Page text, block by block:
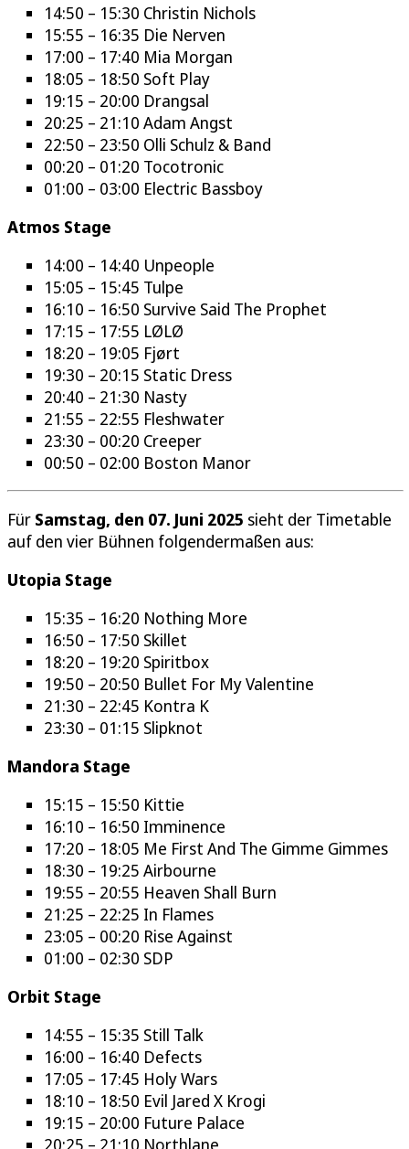
14:50 – 15:30 Christin Nichols
15:55 – 16:35 Die Nerven
17:00 – 17:40 Mia Morgan
18:05 – 18:50 Soft Play
19:15 – 20:00 Drangsal
20:25 – 21:10 Adam Angst
22:50 – 23:50 Olli Schulz & Band
00:20 – 01:20 Tocotronic
01:00 – 03:00 Electric Bassboy
Atmos Stage
14:00 – 14:40 Unpeople
15:05 – 15:45 Tulpe
16:10 – 16:50 Survive Said The Prophet
17:15 – 17:55 LØLØ
18:20 – 19:05 Fjørt
19:30 – 20:15 Static Dress
20:40 – 21:30 Nasty
21:55 – 22:55 Fleshwater
23:30 – 00:20 Creeper
00:50 – 02:00 Boston Manor
Für Samstag, den 07. Juni 2025 sieht der Timetable
auf den vier Bühnen folgendermaßen aus:
Utopia Stage
15:35 – 16:20 Nothing More
16:50 – 17:50 Skillet
18:20 – 19:20 Spiritbox
19:50 – 20:50 Bullet For My Valentine
21:30 – 22:45 Kontra K
23:30 – 01:15 Slipknot
Mandora Stage
15:15 – 15:50 Kittie
16:10 – 16:50 Imminence
17:20 – 18:05 Me First And The Gimme Gimmes
18:30 – 19:25 Airbourne
19:55 – 20:55 Heaven Shall Burn
21:25 – 22:25 In Flames
23:05 – 00:20 Rise Against
01:00 – 02:30 SDP
Orbit Stage
14:55 – 15:35 Still Talk
16:00 – 16:40 Defects
17:05 – 17:45 Holy Wars
18:10 – 18:50 Evil Jared X Krogi
19:15 – 20:00 Future Palace
20:25 – 21:10 Northlane